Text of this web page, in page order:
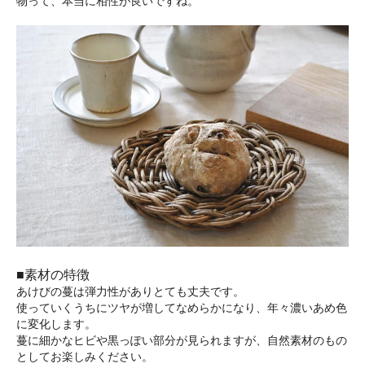
■素材の特徴
あけびの蔓は弾力性がありとても丈夫です。
使っていくうちにツヤが増してなめらかになり、年々濃いあめ色
に変化します。
蔓に細かなヒビや黒っぽい部分が見られますが、自然素材のもの
としてお楽しみください。